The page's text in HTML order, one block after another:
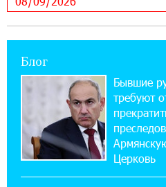
можно
«Бесплатные
предупреждает о
11:21:15 31-07-2026
ЕАЭС со временем
нибудь это
Блог
Бывшие
требуют
Церковь